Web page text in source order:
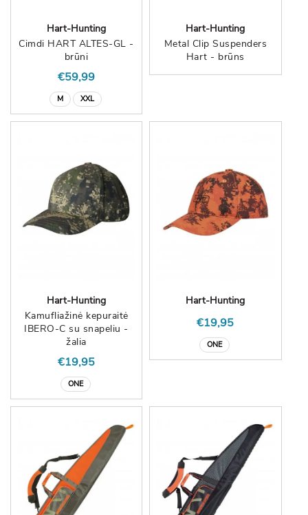
Hart-Hunting
Cimdi HART ALTES-GL -
brūni
€59,99
M XXL
Hart-Hunting
Metal Clip Suspenders
Hart - brūns
Hart-Hunting
Kamufliažinė kepuraitė
IBERO-C su snapeliu -
žalia
€19,95
ONE
Hart-Hunting
€19,95
ONE